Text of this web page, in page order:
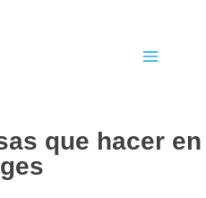
que hacer en